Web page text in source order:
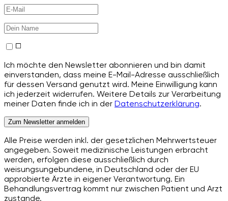
Ich möchte den Newsletter abonnieren und bin damit
einverstanden, dass meine E-Mail-Adresse ausschließlich
für dessen Versand genutzt wird. Meine Einwilligung kann
ich jederzeit widerrufen. Weitere Details zur Verarbeitung
meiner Daten finde ich in der Datenschutzerklärung.
Zum Newsletter anmelden
Alle Preise werden inkl. der gesetzlichen Mehrwertsteuer
angegeben. Soweit medizinische Leistungen erbracht
werden, erfolgen diese ausschließlich durch
weisungsungebundene, in Deutschland oder der EU
approbierte Ärzte in eigener Verantwortung. Ein
Behandlungsvertrag kommt nur zwischen Patient und Arzt
zustande.